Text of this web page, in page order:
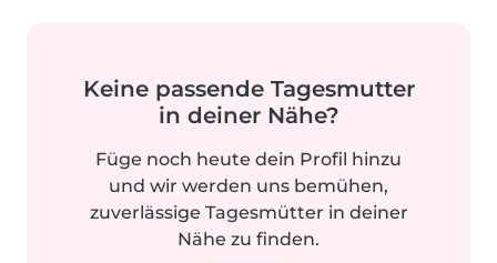
Keine passende Tagesmutter
in deiner Nähe?
Füge noch heute dein Profil hinzu
und wir werden uns bemühen,
zuverlässige Tagesmütter in deiner
Nähe zu finden.